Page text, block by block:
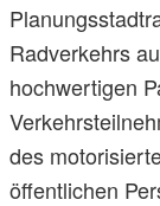
Radverkehrs
hochwertigen
des
öffentlichen